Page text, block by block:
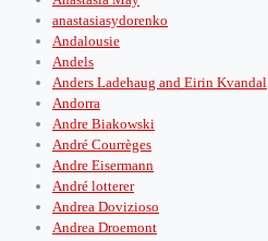
anastasiasydorenko
Andalousie
Andels
Anders Ladehaug and Eirin Kvandal
Andorra
Andre Biakowski
André Courrèges
Andre Eisermann
André lotterer
Andrea Dovizioso
Andrea Droemont